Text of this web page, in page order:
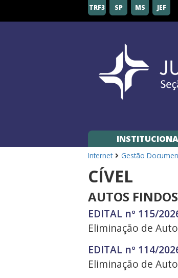
de
TRF3 SP MS JEF
Internet Gestão
CÍVEL
AUTOS FINDOS
EDITAL nº 115/
Eliminação de
EDITAL nº 114/
Eliminação de